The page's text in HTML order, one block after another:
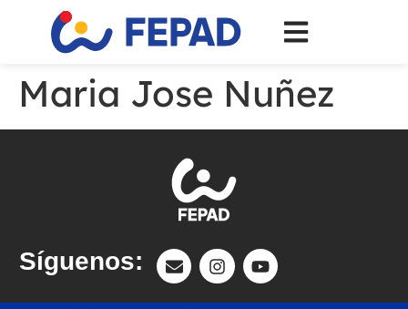
Maria Jose Nuñez
Síguenos: